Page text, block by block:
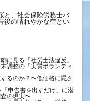
と、社会保険労務士バ
後の晴れやかな空とい
に見る「社労士法違反」
調整の「実質ボランティ
るのか？〜低価格に隠さ
申告書を出すだけ」に潜
の現実〜